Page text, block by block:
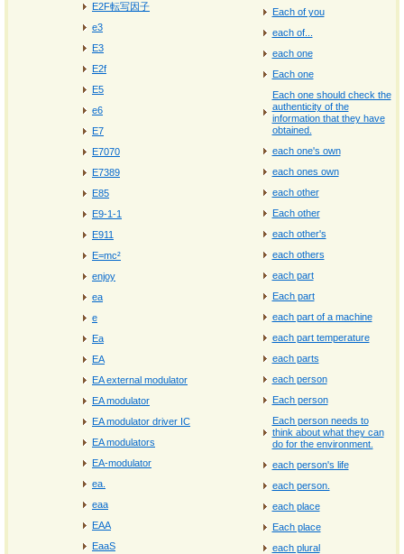
E2F転写因子
e3
E3
E2f
E5
e6
E7
E7070
E7389
E85
E9-1-1
E911
E=mc²
eǌoy
ea
e
Ea
EA
EA external modulator
EA modulator
EA modulator driver IC
EA modulators
EA-modulator
ea.
eaa
EAA
EaaS
Each of you
each of...
each one
Each one
Each one should check the
authenticity of the
information that they have
obtained.
each one's own
each ones own
each other
Each other
each other's
each others
each part
Each part
each part of a machine
each part temperature
each parts
each person
Each person
Each person needs to
think about what they can
do for the environment.
each person's life
each person.
each place
Each place
each plural